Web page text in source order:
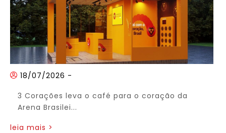
18/07/2026 -
3 Corações leva o café para o coração da
Arena Brasilei...
leia mais >